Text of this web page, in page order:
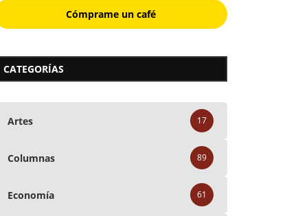
Cómprame un café
CATEGORÍAS
Artes 17
Columnas 89
Economía 61